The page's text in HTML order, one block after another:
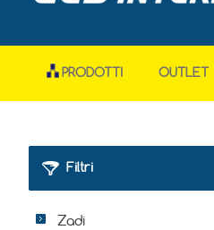
PRODOTTI OUTLET
Filtri
Zadi